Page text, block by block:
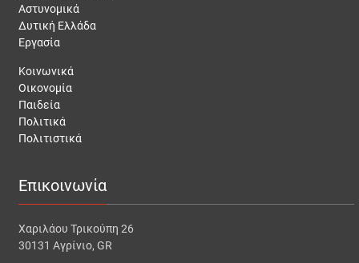
Αστυνομικά
Δυτική Ελλάδα
Εργασία
Κοινωνικά
Οικονομία
Παιδεία
Πολιτικά
Πολιτιστικά
Επικοινωνία
Χαριλάου Τρικούπη 26
30131 Αγρίνιο, GR